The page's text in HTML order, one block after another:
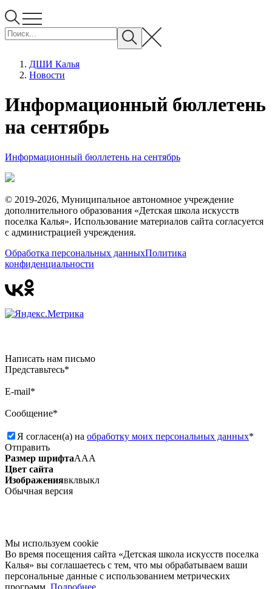
ДШИ Калья
Новости
Информационный бюллетень
на сентябрь
Информационный бюллетень на сентябрь
© 2019-2026, Муниципальное автономное учреждение
дополнительного образования «Детская школа искусств
поселка Калья». Использование материалов сайта согласуется
с администрацией учреждения.
Обработка персональных данныхПолитика
конфиденциальности
Написать нам письмо
Представьтесь*
E-mail*
Сообщение*
Я согласен(а) на обработку моих персональных данных*
Отправить
Размер шрифтаААА
Цвет сайта
Изображениявклвыкл
Обычная версия
Мы используем сookie
Во время посещения сайта «Детская школа искусств поселка
Калья» вы соглашаетесь с тем, что мы обрабатываем ваши
персональные данные с использованием метрических
программ. Подробнее.